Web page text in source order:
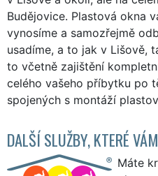
Budějovice. Plastová okna
vynosíme a samozřejmě
usadíme, a to jak v Lišově,
to včetně zajištění
celého vašeho příbytku po
spojených s montáží
DALŠÍ SLUŽBY, KTERÉ
Máte